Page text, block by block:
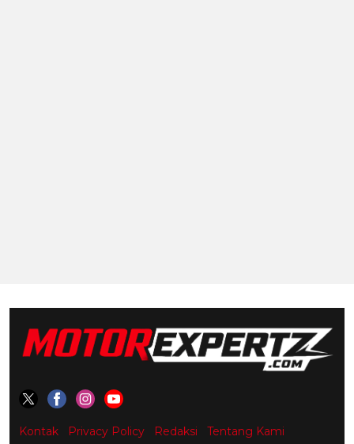
Kontak Privacy Policy Redaksi
Tentang Kami